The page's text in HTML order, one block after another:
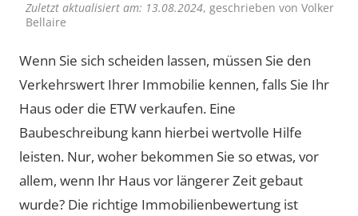
Zuletzt aktualisiert am: 13.08.2024, geschrieben von Volker
Bellaire
Wenn Sie sich scheiden lassen, müssen Sie den
Verkehrswert Ihrer Immobilie kennen, falls Sie Ihr
Haus oder die ETW verkaufen. Eine
Baubeschreibung kann hierbei wertvolle Hilfe
leisten. Nur, woher bekommen Sie so etwas, vor
allem, wenn Ihr Haus vor längerer Zeit gebaut
wurde? Die richtige Immobilienbewertung ist